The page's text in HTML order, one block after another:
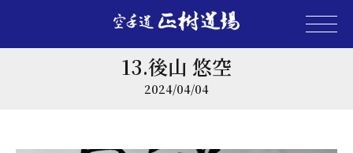
13.後山 悠空
2024/04/04